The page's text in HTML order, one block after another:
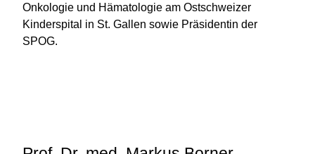
Onkologie und Hämatologie am Ostschweizer
Kinderspital in St. Gallen sowie Präsidentin der
SPOG.